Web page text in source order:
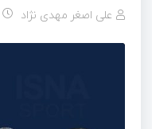
علی اصغر مهدی نژاد